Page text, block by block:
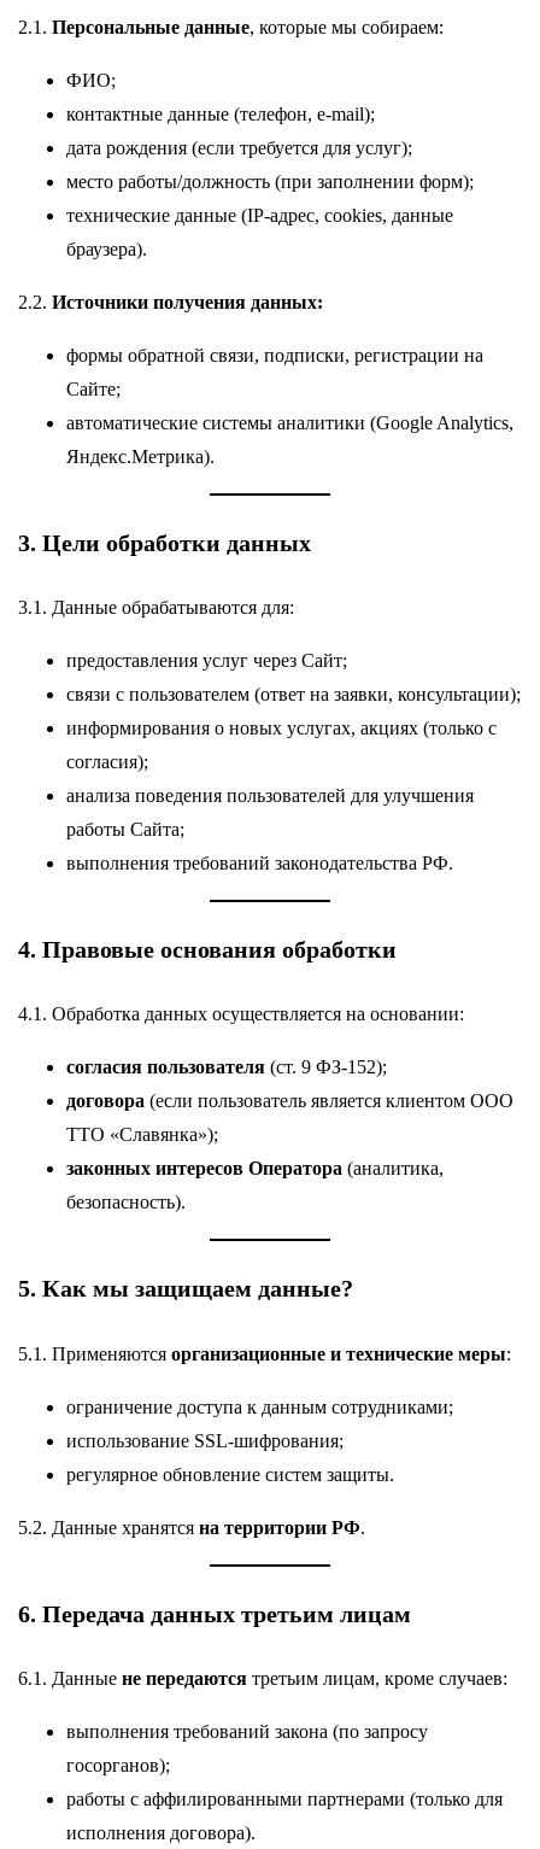
2.1.Персональные данные, которые мы собираем:
ФИО;
контактные данные (телефон, e-mail);
дата рождения (если требуется для услуг);
место работы/должность (при заполнении форм);
технические данные (IP-адрес, cookies, данные
браузера).
2.2.Источники получения данных:
формы обратной связи, подписки, регистрации на
Сайте;
автоматические системы аналитики (Google Analytics,
Яндекс.Метрика).
3. Цели обработки данных
3.1. Данные обрабатываются для:
предоставления услуг через Сайт;
связи с пользователем (ответ на заявки, консультации);
информирования о новых услугах, акциях (только с
согласия);
анализа поведения пользователей для улучшения
работы Сайта;
выполнения требований законодательства РФ.
4. Правовые основания обработки
4.1. Обработка данных осуществляется на основании:
согласия пользователя (ст. 9 ФЗ-152);
договора (если пользователь является клиентом ООО
ТТО «Славянка»);
законных интересов Оператора (аналитика,
безопасность).
5. Как мы защищаем данные?
5.1. Применяютсяорганизационные и технические меры:
ограничение доступа к данным сотрудниками;
использование SSL-шифрования;
регулярное обновление систем защиты.
5.2. Данные хранятсяна территории РФ.
6. Передача данных третьим лицам
6.1. Данныене передаются третьим лицам, кроме случаев:
выполнения требований закона (по запросу
госорганов);
работы с аффилированными партнерами (только для
исполнения договора).